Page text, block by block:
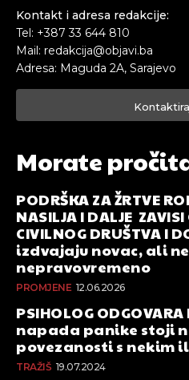
Kontakt i adresa redakcije:
Tel: +387 33 644 810
Mail: redakcija@objavi.ba
Adresa: Maguda 2A, Sarajevo
Morate
PODRŠKA ZA ŽRTVE
NASILJA I DALJE
CIVILNOG DRUŠTVA I
izdvajaju novac, ali
nepravovremeno
PROMJENE 12.06.2026
PSIHOLOG
napada panike stoji
povezanosti s nekim
TRAŽIŠ 19.07.2024